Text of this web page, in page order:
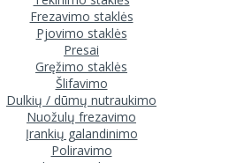
Frezavimo staklės
Pjovimo staklės
Presai
Gręžimo staklės
Šlifavimo
Dulkių / dūmų nutraukimo
Nuožulų frezavimo
Įrankių galandinimo
Poliravimo